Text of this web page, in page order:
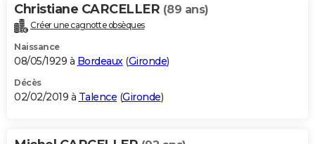
Christiane CARCELLER (89 ans)
Créer une cagnotte obsèques
Naissance
08/05/1929 à Bordeaux (Gironde)
Décès
02/02/2019 à Talence (Gironde)